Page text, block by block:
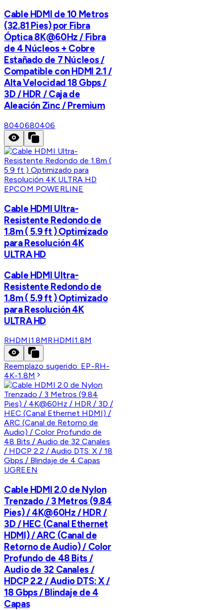
Cable HDMI de 10 Metros
(32.81 Pies) por Fibra
Óptica 8K@60Hz / Fibra
de 4 Núcleos + Cobre
Estañado de 7 Núcleos /
Compatible con HDMI 2.1 /
Alta Velocidad 18 Gbps /
3D / HDR / Caja de
Aleación Zinc / Premium
8040680406
EPCOM POWERLINE
Cable HDMI Ultra-
Resistente Redondo de
1.8m ( 5.9 ft ) Optimizado
para Resolución 4K
ULTRA HD
Cable HDMI Ultra-
Resistente Redondo de
1.8m ( 5.9 ft ) Optimizado
para Resolución 4K
ULTRA HD
RHDMI1.8MRHDMI1.8M
Reemplazo sugerido: EP-RH-
4K-1.8M
UGREEN
Cable HDMI 2.0 de Nylon
Trenzado / 3 Metros (9.84
Pies) / 4K@60Hz / HDR /
3D / HEC (Canal Ethernet
HDMI) / ARC (Canal de
Retorno de Audio) / Color
Profundo de 48 Bits /
Audio de 32 Canales /
HDCP 2.2 / Audio DTS: X /
18 Gbps / Blindaje de 4
Capas